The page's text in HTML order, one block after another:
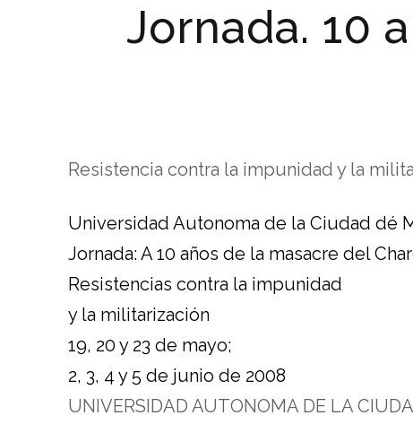
Jornada. 10
Resistencia contra la impunidad y la
Universidad Autonoma de la Ciudad dé
Jornada: A 10 años de la masacre del
Resistencias contra la impunidad
y la militarización
19, 20 y 23 de mayo;
2, 3, 4 y 5 de junio de 2008
UNIVERSIDAD AUTONOMA DE LA